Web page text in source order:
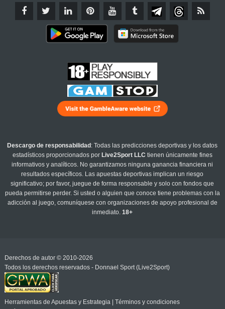
Descargo de responsabilidad : Todas las predicciones deportivas y los datos
estadísticos proporcionados por Live2Sport LLC tienen únicamente fines
informativos y analíticos. No garantizamos ninguna ganancia financiera ni
resultados específicos. Las apuestas deportivas implican un riesgo
significativo; por favor, juegue de forma responsable y solo con fondos que
pueda permitirse perder. Si usted o alguien que conoce tiene problemas con la
adicción al juego, comuníquese con organizaciones de apoyo profesional de
inmediato.18+
Derechos de autor © 2010-2026
Todos los derechos reservados - Donnael Sport (Live2Sport)
Herramientas de Apuestas y Estrategia| Términos y condiciones